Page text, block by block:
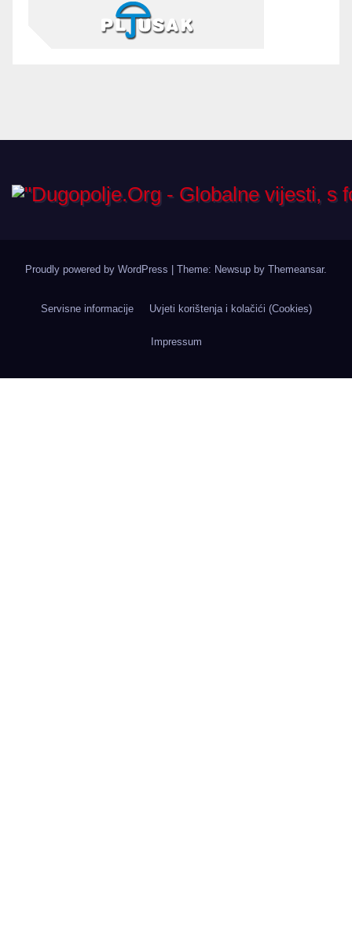
Proudly powered by WordPress | Theme: Newsup by Themeansar.
Servisne informacije Uvjeti korištenja i kolačići (Cookies)
Impressum